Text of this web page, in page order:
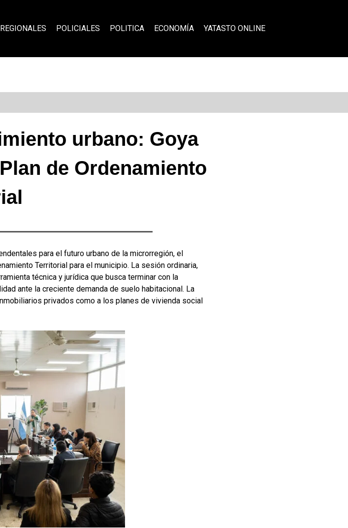
REGIONALES POLICIALES POLITICA ECONOMÍA YATASTO ONLINE
urbano: Goya
de Ordenamiento
para el futuro urbano de la microrregión, el
Territorial para el municipio. La sesión ordinaria,
técnica y jurídica que busca terminar con la
ante la creciente demanda de suelo habitacional. La
privados como a los planes de vivienda social